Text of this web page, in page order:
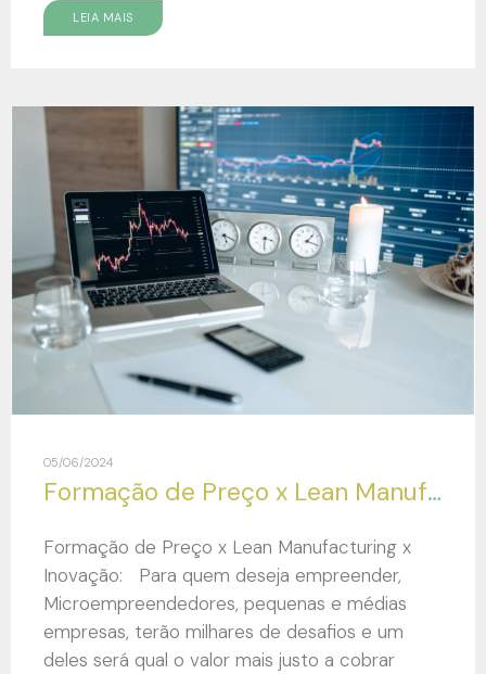
LEIA MAIS
05/06/2024
Formação de Preço x Lean Manufacturing x Inovação:
Formação de Preço x Lean Manufacturing x
Inovação: Para quem deseja empreender,
Microempreendedores, pequenas e médias
empresas, terão milhares de desafios e um
deles será qual o valor mais justo a cobrar